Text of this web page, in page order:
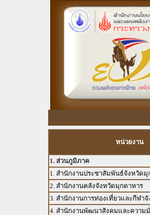
หน่วยงาน
1. ส่วนภูมิภาค
1. สำนักงานประชาสัมพันธ์จังหวัดมุ
2. สำนักงานคลังจังหวัดมุกดาหาร
3. สำนักงานการท่องเที่ยวและกีฬา
4. สำนักงานพัฒนาสังคมและความ